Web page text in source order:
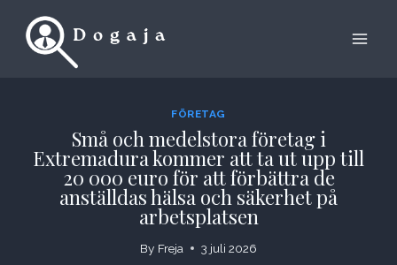
FÖRETAG
Små och medelstora företag i
Extremadura kommer att ta ut upp till
20 000 euro för att förbättra de
anställdas hälsa och säkerhet på
arbetsplatsen
By Freja 3 juli 2026